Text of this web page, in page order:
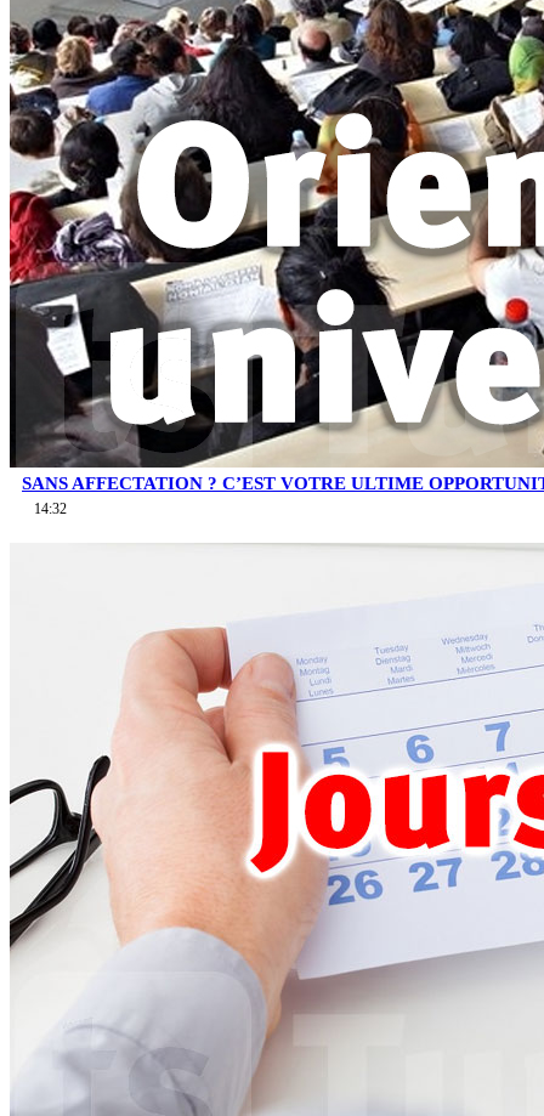
SANS AFFECTATION ? C’EST VOTRE ULTIME
14:32